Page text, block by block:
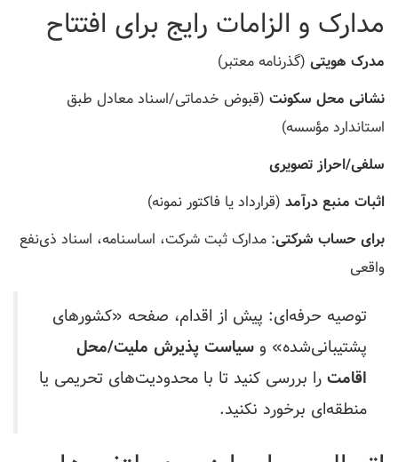
مدارک و الزامات رایج برای افتتاح
مدرک هویتی (گذرنامه معتبر)
نشانی محل سکونت (قبوض خدماتی/اسناد معادل طبق
استاندارد مؤسسه)
سلفی/احراز تصویری
اثبات منبع درآمد (قرارداد یا فاکتور نمونه)
برای حساب شرکتی: مدارک ثبت شرکت، اساسنامه، اسناد ذی‌نفع
واقعی
توصیه حرفه‌ای: پیش از اقدام، صفحه «کشورهای
پشتیبانی‌شده» و سیاست پذیرش ملیت/محل
اقامت را بررسی کنید تا با محدودیت‌های تحریمی یا
منطقه‌ای برخورد نکنید.